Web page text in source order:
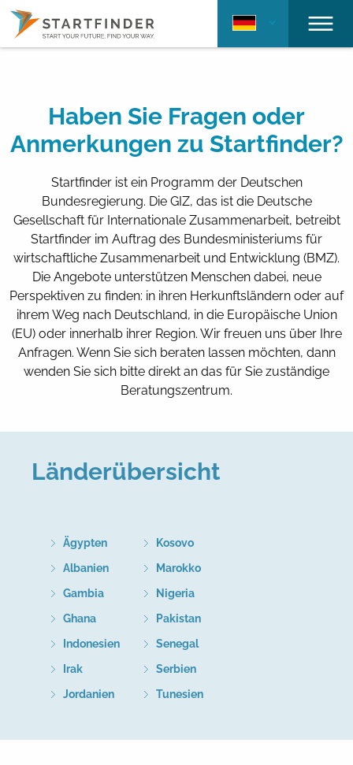
Haben Sie Fragen oder
Anmerkungen zu Startfinder?
Startfinder ist ein Programm der Deutschen
Bundesregierung. Die GIZ, das ist die Deutsche
Gesellschaft für Internationale Zusammenarbeit, betreibt
Startfinder im Auftrag des Bundesministeriums für
wirtschaftliche Zusammenarbeit und Entwicklung (BMZ).
Die Angebote unterstützen Menschen dabei, neue
Perspektiven zu finden: in ihren Herkunftsländern oder auf
ihrem Weg nach Deutschland, in die Europäische Union
(EU) oder innerhalb ihrer Region. Wir freuen uns über Ihre
Anfragen. Wenn Sie sich beraten lassen möchten, dann
wenden Sie sich bitte direkt an das für Sie zuständige
Beratungszentrum.
Länderübersicht
Ägypten
Albanien
Gambia
Ghana
Indonesien
Irak
Jordanien
Kosovo
Marokko
Nigeria
Pakistan
Senegal
Serbien
Tunesien